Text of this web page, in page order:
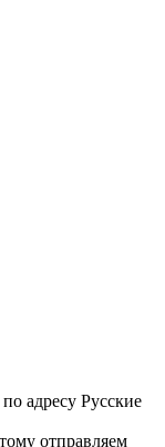
адресу Русские
отправляем